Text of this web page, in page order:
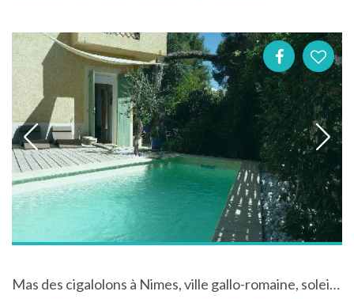
Mas des cigalolons à Nimes, ville gallo-romaine, soleil, cigales et piscine